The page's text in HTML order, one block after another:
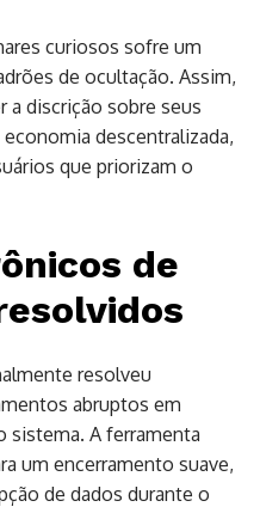
curiosos sofre um
de ocultação. Assim,
discrição sobre seus
descentralizada,
que priorizam o
de
resolveu
abruptos em
sistema. A ferramenta
um encerramento suave,
de dados durante o